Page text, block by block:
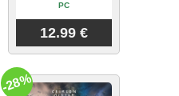
PC
12.99 €
-28%